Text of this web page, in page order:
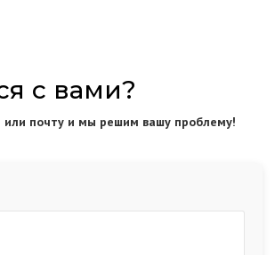
с вами?
или почту и мы решим вашу проблему!